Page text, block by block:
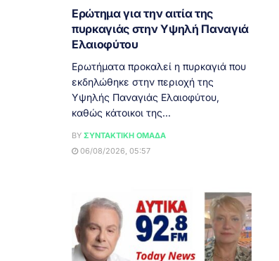
Ερώτημα για την αιτία της
πυρκαγιάς στην Υψηλή Παναγιά
Ελαιοφύτου
Ερωτήματα προκαλεί η πυρκαγιά που
εκδηλώθηκε στην περιοχή της
Υψηλής Παναγιάς Ελαιοφύτου,
καθώς κάτοικοι της...
BY ΣΥΝΤΑΚΤΙΚΉ ΟΜΆΔΑ
06/08/2026, 05:57